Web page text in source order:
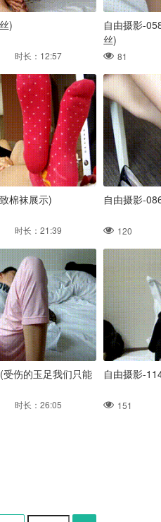
)
长：12:57
自由摄影-
丝)
81
棉袜展示)
长：21:39
自由摄影-
120
伤的玉足我们只能
长：26:05
自由摄影-
151